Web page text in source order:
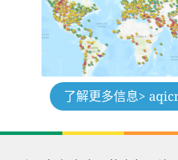
了解更多信息>